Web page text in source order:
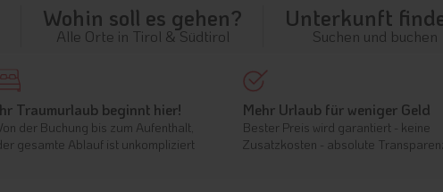
Wohin soll es gehen?
Alle Orte in Tirol & Südtirol
Unterkunft
Suchen und buchen
Traumurlaub beginnt hier!
der Buchung bis zum Aufenthalt,
gesamte Ablauf ist unkompliziert
Mehr Urlaub für weniger Geld
Bester Preis wird garantiert - keine
Zusatzkosten - absolute